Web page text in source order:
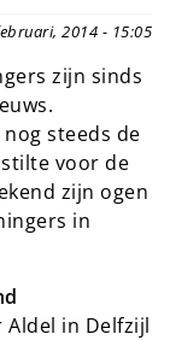
2014 - 15:05
zijn sinds
steeds de
voor de
zijn ogen
in
in Delfzijl